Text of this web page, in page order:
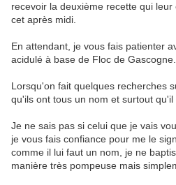
recevoir la deuxième recette qui
cet après midi.
En attendant, je vous fais patienter
acidulé à base de Floc de Gascogne.
Lorsqu'on fait quelques recherches
qu'ils ont tous un nom et surtout
Je ne sais pas si celui que je vais
je vous fais confiance pour me le
comme il lui faut un nom, je ne
manière très pompeuse mais